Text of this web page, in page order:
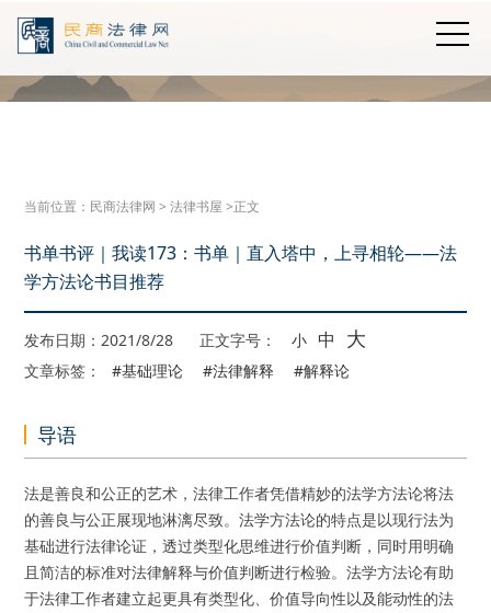
当前位置： 民商法律网 >法律书屋 >正文
书单书评｜我读173：书单｜直入塔中，上寻相轮——法
学方法论书目推荐
发布日期：2021/8/28 正文字号： 小 中 大
文章标签： #基础理论 #法律解释 #解释论
导语
法是善良和公正的艺术，法律工作者凭借精妙的法学方法论将法
的善良与公正展现地淋漓尽致。法学方法论的特点是以现行法为
基础进行法律论证，透过类型化思维进行价值判断，同时用明确
且简洁的标准对法律解释与价值判断进行检验。法学方法论有助
于法律工作者建立起更具有类型化、价值导向性以及能动性的法